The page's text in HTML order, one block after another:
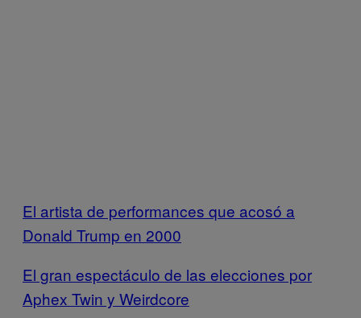
El artista de performances que acosó a
Donald Trump en 2000
El gran espectáculo de las elecciones por
Aphex Twin y Weirdcore